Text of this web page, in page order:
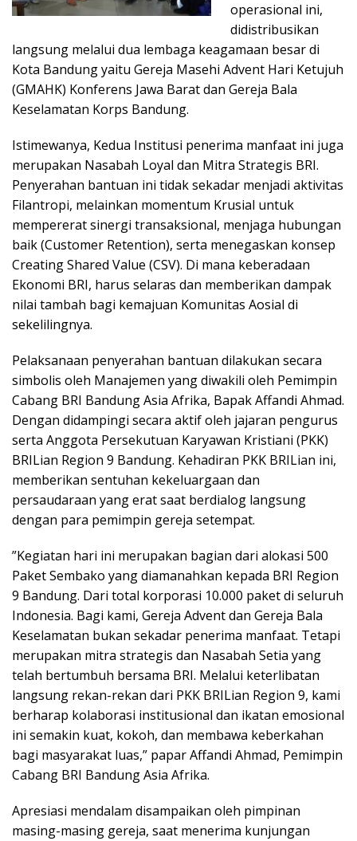
operasional ini,
didistribusikan
langsung melalui dua lembaga keagamaan besar di
Kota Bandung yaitu Gereja Masehi Advent Hari Ketujuh
(GMAHK) Konferens Jawa Barat dan Gereja Bala
Keselamatan Korps Bandung.
​Istimewanya, Kedua Institusi penerima manfaat ini juga
merupakan Nasabah Loyal dan Mitra Strategis BRI.
Penyerahan bantuan ini tidak sekadar menjadi aktivitas
Filantropi, melainkan momentum Krusial untuk
mempererat sinergi transaksional, menjaga hubungan
baik (Customer Retention), serta menegaskan konsep
Creating Shared Value (CSV). Di mana keberadaan
Ekonomi BRI, harus selaras dan memberikan dampak
nilai tambah bagi kemajuan Komunitas Aosial di
sekelilingnya.
​Pelaksanaan penyerahan bantuan dilakukan secara
simbolis oleh Manajemen yang diwakili oleh Pemimpin
Cabang BRI Bandung Asia Afrika, Bapak Affandi Ahmad.
Dengan didampingi secara aktif oleh jajaran pengurus
serta Anggota Persekutuan Karyawan Kristiani (PKK)
BRILian Region 9 Bandung. Kehadiran PKK BRILian ini,
memberikan sentuhan kekeluargaan dan
persaudaraan yang erat saat berdialog langsung
dengan para pemimpin gereja setempat.
​”Kegiatan hari ini merupakan bagian dari alokasi 500
Paket Sembako yang diamanahkan kepada BRI Region
9 Bandung. Dari total korporasi 10.000 paket di seluruh
Indonesia. Bagi kami, Gereja Advent dan Gereja Bala
Keselamatan bukan sekadar penerima manfaat. Tetapi
merupakan mitra strategis dan Nasabah Setia yang
telah bertumbuh bersama BRI. Melalui keterlibatan
langsung rekan-rekan dari PKK BRILian Region 9, kami
berharap kolaborasi institusional dan ikatan emosional
ini semakin kuat, kokoh, dan membawa keberkahan
bagi masyarakat luas,” papar Affandi Ahmad, Pemimpin
Cabang BRI Bandung Asia Afrika.
​Apresiasi mendalam disampaikan oleh pimpinan
masing-masing gereja, saat menerima kunjungan